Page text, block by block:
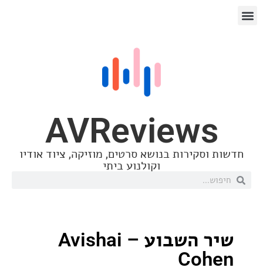
בנושא סרטים, מוזיקה, ציוד אודיו
וקולנוע ביתי
שיר השבוע – Avishai